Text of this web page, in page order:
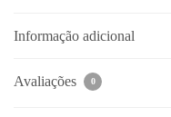
Informação adicional
Avaliações 0